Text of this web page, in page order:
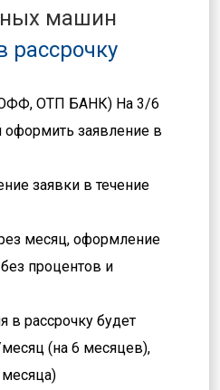
машин
рассрочку
ОТП БАНК) На 3/6
заявление в
заявки в течение
месяц, оформление
процентов и
в рассрочку будет
(на 6 месяцев),